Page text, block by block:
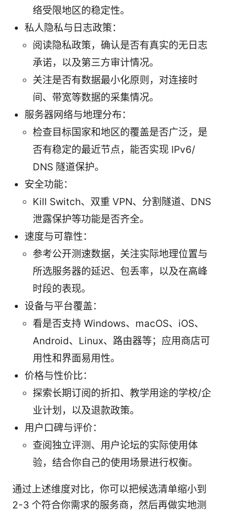
络受限地区的稳定性。
私人隐私与日志政策：
阅读隐私政策，确认是否有真实的无日志
承诺，以及第三方审计情况。
关注是否有数据最小化原则，对连接时
间、带宽等数据的采集情况。
服务器网络与地理分布：
检查目标国家和地区的覆盖是否广泛，是
否有稳定的最近节点，能否实现 IPv6/
DNS 隧道保护。
安全功能：
Kill Switch、双重 VPN、分割隧道、DNS
泄露保护等功能是否齐全。
速度与可靠性：
参考公开测速数据，关注实际地理位置与
所选服务器的延迟、包丢率，以及在高峰
时段的表现。
设备与平台覆盖：
看是否支持 Windows、macOS、iOS、
Android、Linux、路由器等；应用商店可
用性和界面易用性。
价格与性价比：
探索长期订阅的折扣、教学用途的学校/企
业计划，以及退款政策。
用户口碑与评价：
查阅独立评测、用户论坛的实际使用体
验，结合你自己的使用场景进行权衡。
通过上述维度对比，你可以把候选清单缩小到
2-3 个符合你需求的服务商，然后再做实地测